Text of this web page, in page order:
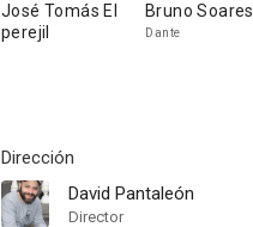
José Tomás El
perejil
Bruno Soares
Dante
Dirección
David Pantaleón
Director